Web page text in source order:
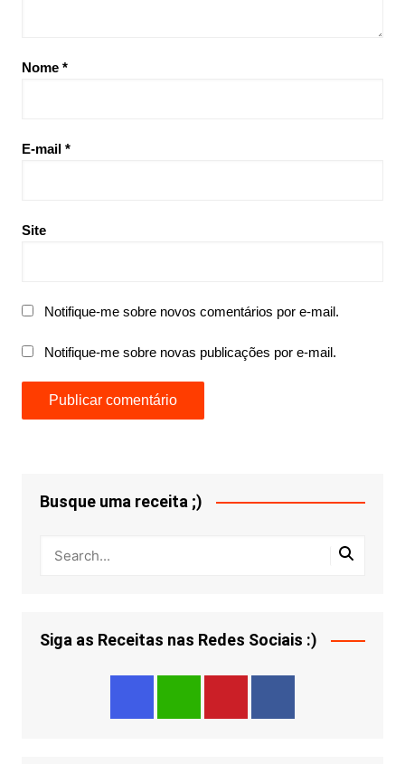
Nome *
E-mail *
Site
Notifique-me sobre novos comentários por e-mail.
Notifique-me sobre novas publicações por e-mail.
Busque uma receita ;)
Siga as Receitas nas Redes Sociais :)